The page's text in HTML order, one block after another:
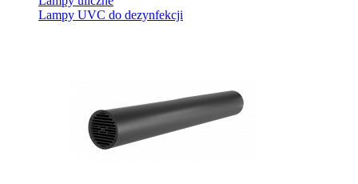
Lampy UVC do dezynfekcji